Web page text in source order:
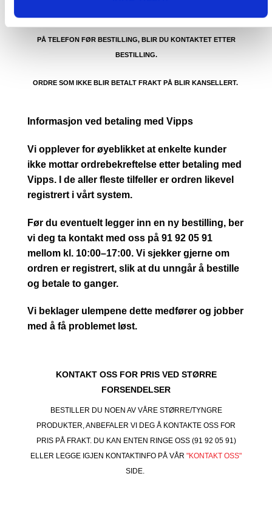
PÅ TELEFON FØR BESTILLING, BLIR DU KONTAKTET ETTER
BESTILLING.
ORDRE SOM IKKE BLIR BETALT FRAKT PÅ BLIR KANSELLERT.
Informasjon ved betaling med Vipps
Vi opplever for øyeblikket at enkelte kunder
ikke mottar ordrebekreftelse etter betaling med
Vipps. I de aller fleste tilfeller er ordren likevel
registrert i vårt system.
Før du eventuelt legger inn en ny bestilling, ber
vi deg ta kontakt med oss på 91 92 05 91
mellom kl. 10:00–17:00. Vi sjekker gjerne om
ordren er registrert, slik at du unngår å bestille
og betale to ganger.
Vi beklager ulempene dette medfører og jobber
med å få problemet løst.
KONTAKT OSS FOR PRIS VED STØRRE
FORSENDELSER
BESTILLER DU NOEN AV VÅRE STØRRE/TYNGRE
PRODUKTER, ANBEFALER VI DEG Å KONTAKTE OSS FOR
PRIS PÅ FRAKT. DU KAN ENTEN RINGE OSS (91 92 05 91)
ELLER LEGGE IGJEN KONTAKTINFO PÅ VÅR "KONTAKT OSS"
SIDE.